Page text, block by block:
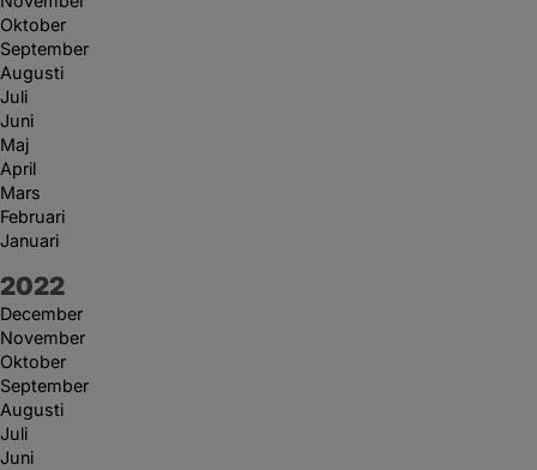
Oktober
September
Augusti
Juli
Juni
Maj
April
Mars
Februari
Januari
År:
2022
December
November
Oktober
September
Augusti
Juli
Juni